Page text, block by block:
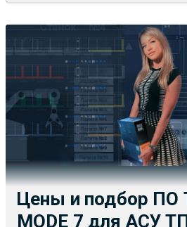
Цены и подбор ПО
MODE 7 для АСУ